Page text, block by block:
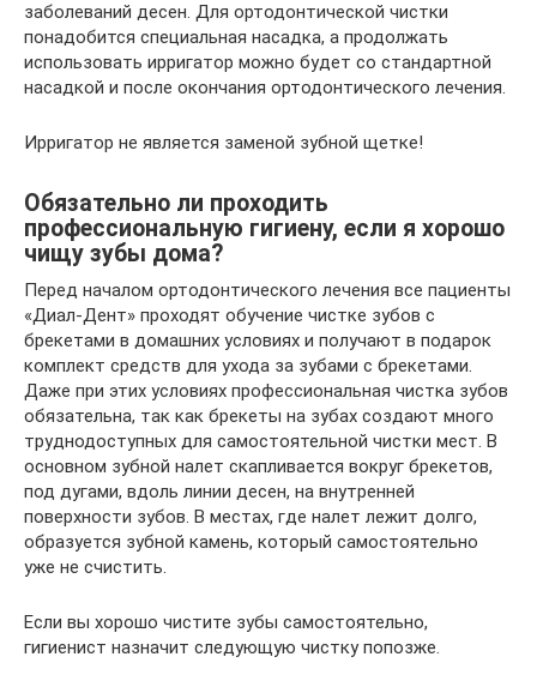
заболеваний десен. Для ортодонтической чистки
понадобится специальная насадка, а продолжать
использовать ирригатор можно будет со стандартной
насадкой и после окончания ортодонтического лечения.
Ирригатор не является заменой зубной щетке!
Обязательно ли проходить
профессиональную гигиену, если я хорошо
чищу зубы дома?
Перед началом ортодонтического лечения все пациенты
«Диал-Дент» проходят обучение чистке зубов с
брекетами в домашних условиях и получают в подарок
комплект средств для ухода за зубами с брекетами.
Даже при этих условиях профессиональная чистка зубов
обязательна, так как брекеты на зубах создают много
труднодоступных для самостоятельной чистки мест. В
основном зубной налет скапливается вокруг брекетов,
под дугами, вдоль линии десен, на внутренней
поверхности зубов. В местах, где налет лежит долго,
образуется зубной камень, который самостоятельно
уже не счистить.
Если вы хорошо чистите зубы самостоятельно,
гигиенист назначит следующую чистку попозже.